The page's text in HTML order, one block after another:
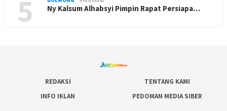
5 Ny Kalsum Alhabsyi Pimpin Rapat Persiapa…
REDAKSI
TENTANG KAMI
INFO IKLAN
PEDOMAN MEDIA SIBER